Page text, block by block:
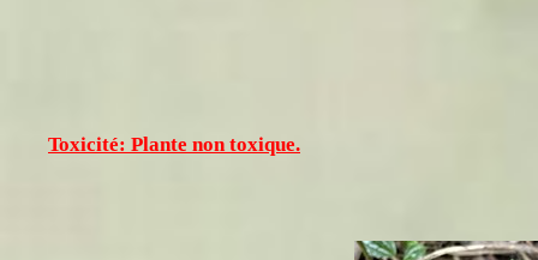
Toxicité: Plante non toxique.